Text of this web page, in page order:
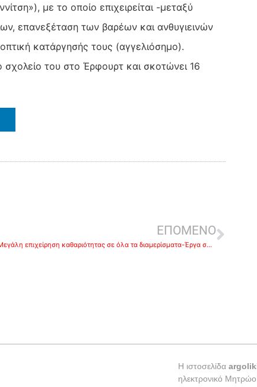
με το οποίο επιχειρείται -μεταξύ
επανεξέταση των βαρέων και ανθυγιεινών
κατάργησής τους (αγγελιόσημο).
του στο Έρφουρτ και σκοτώνει 16
ΕΠΟΜΕΝΟ
Ναύπλιο : Μεγάλη επιχείρηση καθαριότητας σε όλα τα διαμερίσματα-Έργα συντήρησης αγροτικής οδοποιίας σε Άγιο Αντώνιο και Μαραθιά
Η ιστοσελίδα
ηλεκτρονικό